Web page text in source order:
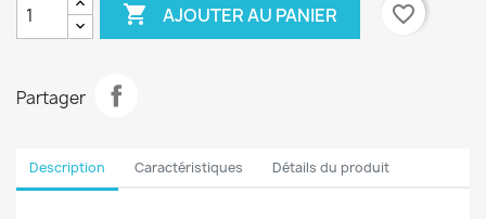
 AJOUTER AU PANIER favorite_border
Partager
Description Caractéristiques Détails du produit